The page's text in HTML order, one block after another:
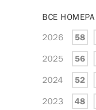
ВСЕ НОМЕРА
2026 58
2025 56
2024 52
2023 48